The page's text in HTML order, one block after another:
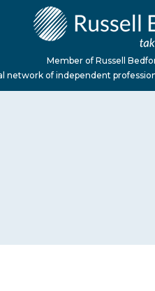
Member of Russell
network of independent